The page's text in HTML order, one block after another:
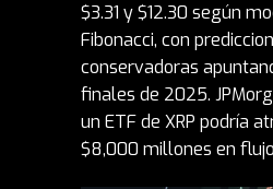
$3.31 y $12.30 según
Fibonacci, con
conservadoras
finales de 2025.
un ETF de XRP podría
$8,000 millones en